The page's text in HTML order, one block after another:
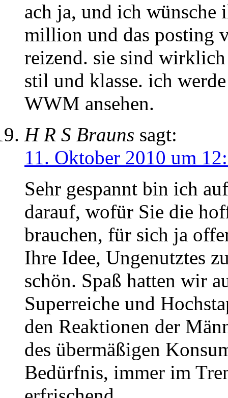
ach ja, und ich
million und das posting
reizend. sie sind
stil und klasse. ich
WWM ansehen.
H R S Brauns sagt:
11. Oktober 2010 um
Sehr gespannt bin ich
darauf, wofür Sie die
brauchen, für sich ja
Ihre Idee, Ungenutztes
schön. Spaß hatten wir
Superreiche und
den Reaktionen der
des übermäßigen
Bedürfnis, immer im